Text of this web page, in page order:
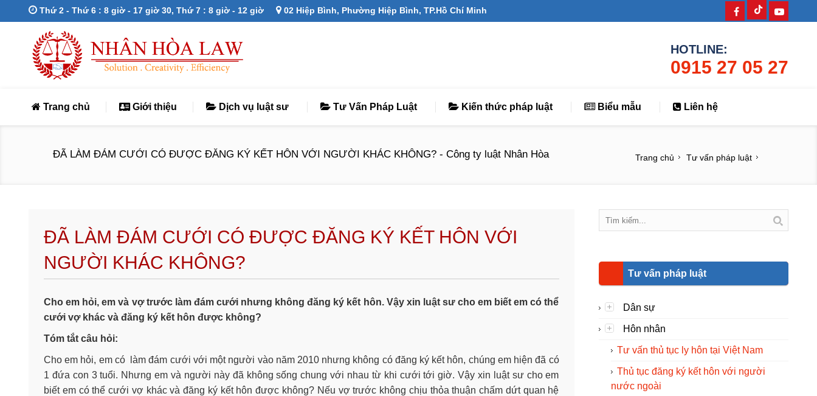
Thứ 2 - Thứ 6 : 8 giờ - 17 giờ 30, Thứ 7 : 8 giờ - 12 giờ 02 Hiệp Bình, Phường Hiệp Bình, TP.Hồ Chí Minh
HOTLINE:
0915 27 05 27
Trang chủ Giới thiệu Dịch vụ luật sư Tư Vấn Pháp Luật Kiến thức pháp luật Biểu mẫu Liên hệ
ĐÃ LÀM ĐÁM CƯỚI CÓ ĐƯỢC ĐĂNG KÝ KẾT HÔN VỚI NGƯỜI KHÁC KHÔNG? - Công ty luật Nhân Hòa Trang chủ Tư vấn pháp luật
ĐÃ LÀM ĐÁM CƯỚI CÓ ĐƯỢC ĐĂNG KÝ KẾT HÔN VỚI
NGƯỜI KHÁC KHÔNG?
Cho em hỏi, em và vợ trước làm đám cưới nhưng không đăng ký kết hôn. Vậy xin luật sư cho em biết em có thể
cưới vợ khác và đăng ký kết hôn được không?
Tóm tắt câu hỏi:
Cho em hỏi, em có làm đám cưới với một người vào năm 2010 nhưng không có đăng ký kết hôn, chúng em hiện đã có
1 đứa con 3 tuổi. Nhưng em và người này đã không sống chung với nhau từ khi cưới tới giờ. Vậy xin luật sư cho em
biết em có thể cưới vợ khác và đăng ký kết hôn được không? Nếu vợ trước không chịu thỏa thuận chấm dứt quan hệ
Tư vấn pháp luật
Dân sự
Hôn nhân
Tư vấn thủ tục ly hôn tại Việt Nam
Thủ tục đăng ký kết hôn với người
nước ngoài